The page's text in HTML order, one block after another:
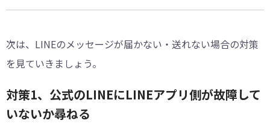
次は、LINEのメッセージが届かない・送れない場合の対策
を見ていきましょう。
対策1、公式のLINEにLINEアプリ側が故障して
いないか尋ねる